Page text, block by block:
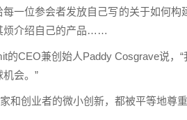
一位参会者发放自己写的关于如何构
烦介绍自己的产品……
的CEO兼创始人Paddy Cosgrave说，
会。”
和创业者的微小创新，都被平等地尊重